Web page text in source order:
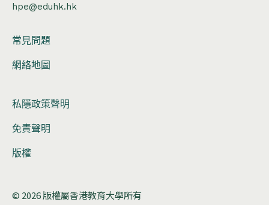
hpe@eduhk.hk
常見問題
網絡地圖
私隱政策聲明
免責聲明
版權
© 2026 版權屬香港教育大學所有